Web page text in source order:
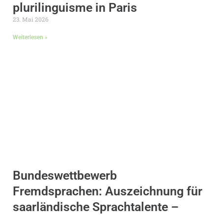
plurilinguisme in Paris
23. Mai 2026
Weiterlesen »
Bundeswettbewerb
Fremdsprachen: Auszeichnung für
saarländische Sprachtalente –